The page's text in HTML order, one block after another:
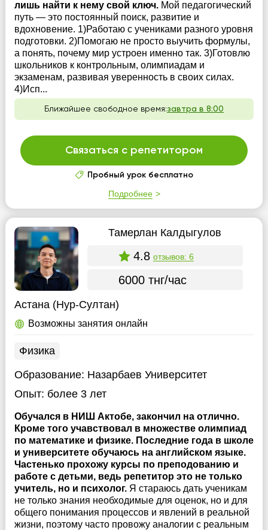
лишь найти к нему свой ключ. Мой педагогический
путь — это постоянный поиск, развитие и
вдохновение. 1)Работаю с учениками разного уровня
подготовки. 2)Помогаю не просто выучить формулы,
а понять, почему мир устроен именно так. 3)Готовлю
школьников к контрольным, олимпиадам и
экзаменам, развивая уверенность в своих силах.
4)Исп...
Ближайшее свободное время:завтра в 8:00
Связаться с репетитором
Пробный урок бесплатно
Подробнее
Тамерлан Калдыгулов
4.8 отзывов: 6
6000 тнг/час
Астана (Нур-Султан)
Возможны занятия онлайн
Физика
Образование: Назарбаев Университет
Опыт: более 3 лет
Обучался в НИШ Актобе, закончил на отлично.
Кроме того учавствовал в множестве олимпиад
по математике и физике. Последние года в школе
и университете обучаюсь на английском языке.
Частенько прохожу курсы по преподованию и
работе с детьми, ведь репетитор это не только
учитель, но и психолог. Я стараюсь дать ученикам
не только знания необходимые для оценок, но и для
общего понимания процессов и явлений в реальной
жизни, поэтому часто провожу аналогии с реальным